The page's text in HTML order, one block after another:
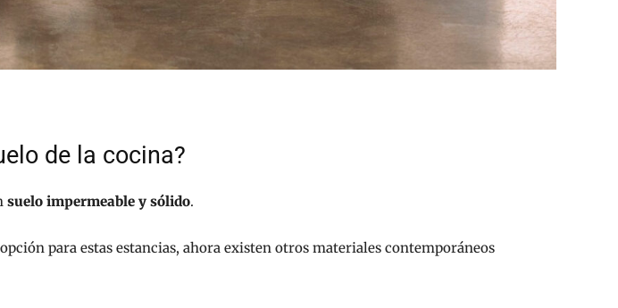
de la cocina?
suelo impermeable y sólido.
para estas estancias, ahora existen otros materiales contemporáneos